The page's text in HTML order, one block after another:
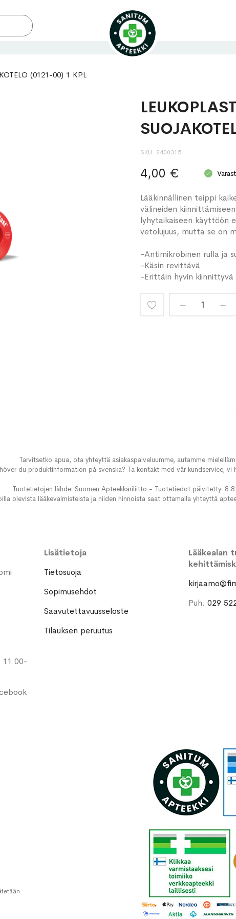
(0121-00) 1 KPL
SKU 2400315
4,00 €
Lääkinnällinen teippi
välineiden
lyhytaikaiseen käyttöön
vetolujuus, mutta se on
-Antimikrobinen rulla ja
-Käsin revittävä
-Erittäin hyvin kiinnittyvä
Tarvitsetko apua, ota yhteyttä asiakaspalveluumme, autamme
du produktinformation på svenska? Ta kontakt med vår kundservice, vi
Tuotetietojen lähde: Suomen Apteekkariliitto - Tuotetiedot päivitetty:
olevista lääkevalmisteista ja niiden hinnoista saat ottamalla yhteyttä
11.00-
Lisätietoja
Tietosuoja
Sopimusehdot
Saavutettavuusseloste
Tilauksen peruutus
Lääkealan
Puh.029